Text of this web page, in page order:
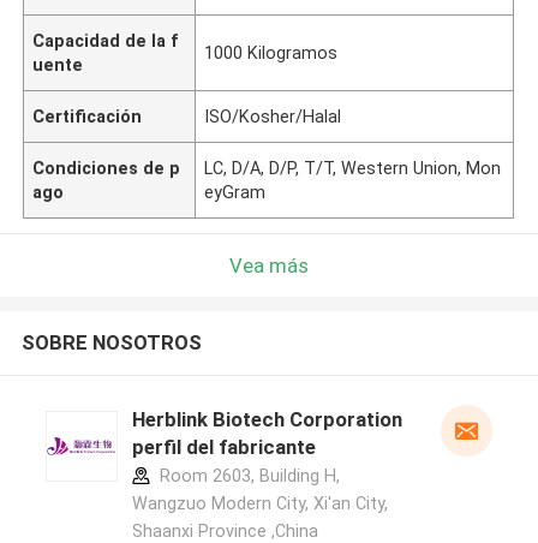
Capacidad de la f
uente
1000 Kilogramos
Certificación ISO/Kosher/Halal
Condiciones de p
ago
LC, D/A, D/P, T/T, Western Union, Mon
eyGram
Vea más
SOBRE NOSOTROS
Herblink Biotech Corporation
perfil del fabricante
Room 2603, Building H,
Wangzuo Modern City, Xi'an City,
Shaanxi Province ,China